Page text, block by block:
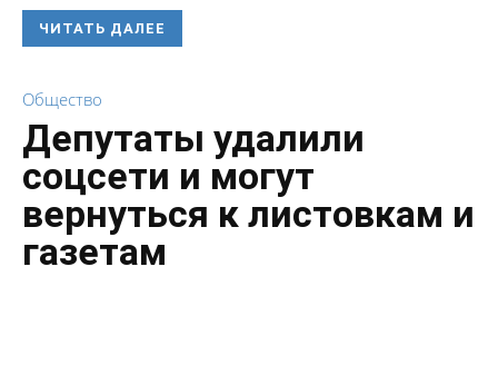
ЧИТАТЬ ДАЛЕЕ
Общество
Депутаты удалили
соцсети и могут
вернуться к листовкам и
газетам